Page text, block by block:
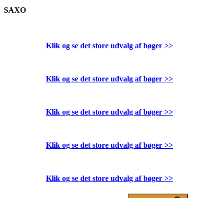
SAXO
Klik og se det store udvalg af bøger >>
Klik og se det store udvalg af bøger >>
Klik og se det store udvalg af bøger >>
Klik og se det store udvalg af bøger >>
Klik og se det store udvalg af bøger >>